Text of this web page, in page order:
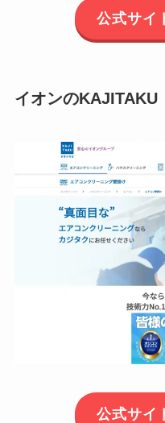
公式サイ
イオンのKAJITAKU
公式サイ